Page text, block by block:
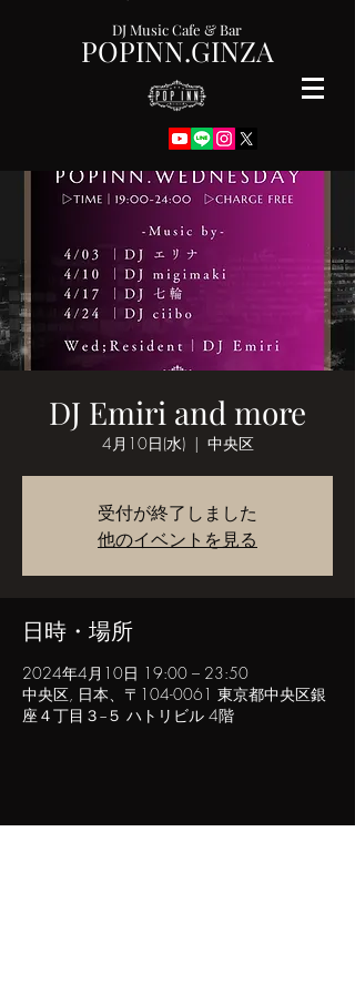
POPINN.GINZA
DJ Music Cafe & Bar
DJ Emiri and more
4月10日(水)
  |
中央区
受付が終了しました
他のイベントを見る
日時・場所
2024年4月10日 19:00 – 23:50
中央区, 日本、〒104-0061 東京都中央区銀
座４丁目３−５ ハトリビル 4階